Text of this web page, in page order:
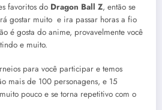
favoritos do Dragon Ball Z, então se
gostar muito e ira passar horas a fio
é gosta do anime, provavelmente você
e muito.
para você participar e temos
mais de 100 personagens, e 15
pouco e se torna repetitivo com o